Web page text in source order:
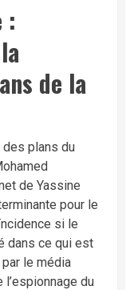
:
de la
des plans du
de Yassine
pour le
si le
dans ce qui est
le média
du